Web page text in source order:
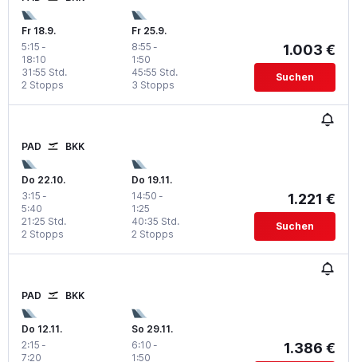
Fr 18.9.
5:15 -
18:10
2 Stopps
31:55 Std.
Fr 25.9.
8:55 -
1:50
3 Stopps
45:55 Std.
1.003 €
Suchen
PAD BKK
Do 22.10.
3:15 -
5:40
2 Stopps
21:25 Std.
Do 19.11.
14:50 -
1:25
2 Stopps
40:35 Std.
1.221 €
Suchen
PAD BKK
Do 12.11.
2:15 -
7:20
So 29.11.
6:10 -
1:50
1.386 €